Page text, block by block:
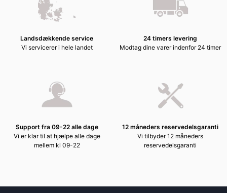
Landsdækkende service
Vi servicerer i hele landet
24 timers levering
Modtag dine varer indenfor 24 timer
Support fra 09-22 alle dage
Vi er klar til at hjælpe alle dage
mellem kl 09-22
12 måneders reservedelsgaranti
Vi tilbyder 12 måneders
reservedelsgaranti